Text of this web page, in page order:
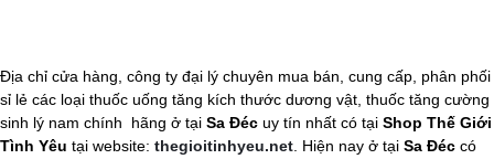
Địa chỉ cửa hàng, công ty đại lý chuyên mua bán, cung cấp, phân phối
sỉ lẻ các loại thuốc uống tăng kích thước dương vật, thuốc tăng cường
sinh lý nam chính
hãng ở tại Sa Đéc uy tín nhất có tại Shop Thế Giới
Tình Yêu tại website: thegioitinhyeu.net . Hiện nay ở tại Sa Đéc có